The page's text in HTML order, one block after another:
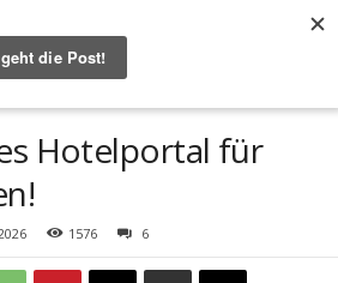
Hotelportal für Unternehmen!
Hotelportal für
1576 6